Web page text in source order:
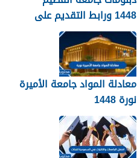
1448 ورابط التقديم على
دبلومات جامعة القصيم
qudcss.com
معادلة المواد جامعة الأميرة
نورة 1448